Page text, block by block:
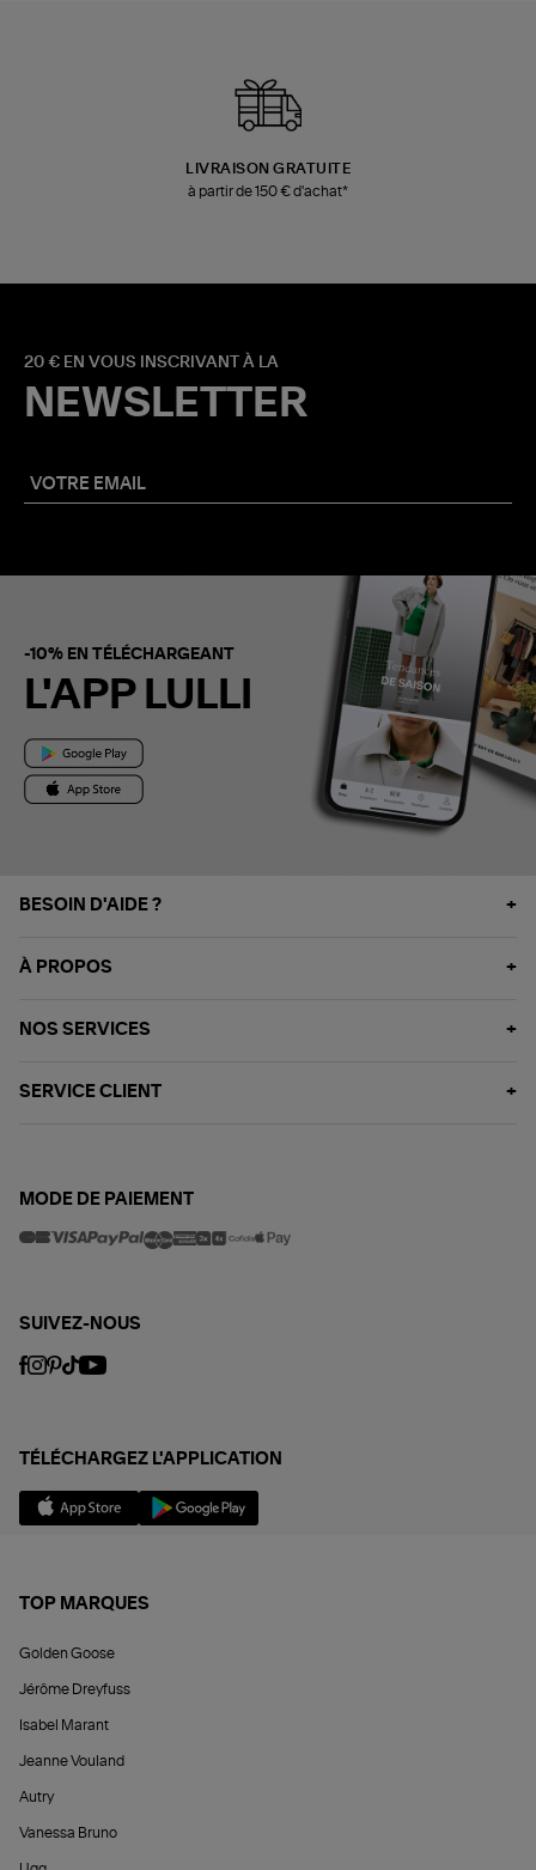
LIVRAISON GRATUITE
à partir de 150 € d'achat*
20 € EN VOUS INSCRIVANT À LA
NEWSLETTER
-10% EN TÉLÉCHARGEANT
L'APP LULLI
BESOIN D'AIDE ?
À PROPOS
NOS SERVICES
SERVICE CLIENT
MODE DE PAIEMENT
SUIVEZ-NOUS
TÉLÉCHARGEZ L'APPLICATION
TOP MARQUES
Golden Goose
Jérôme Dreyfuss
Isabel Marant
Jeanne Vouland
Autry
Vanessa Bruno